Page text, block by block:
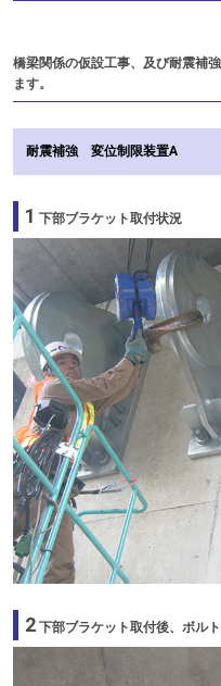
橋梁関係の仮設工事、及び耐震補
ます。
耐震補強 変位制限装置A
1 下部ブラケット取付状況
2 下部ブラケット取付後、ボル